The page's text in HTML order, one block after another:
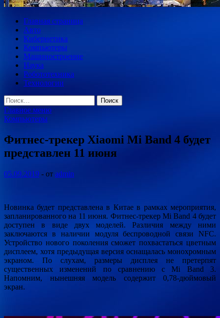
Главная страница
Авто
Кибернетика
Компьютеры
Машиностроение
Наука
Робототехника
Технологии
Найти:
Главное меню
Компьютеры
Фитнес-трекер Xiaomi Mi Band 4 будет
представлен 11 июня
05.09.2019 - от admin
Новинка будет представлена в Китае в рамках мероприятия,
запланированного на 11 июня. Фитнес-трекер Mi Band 4 будет
доступен в виде двух моделей. Различия между ними
заключаются в наличии модуля беспроводной связи NFC.
Устройство нового поколения сможет похвастаться цветным
дисплеем, хотя предыдущая версия оснащалась монохромным
экраном. По слухам, размеры дисплея не претерпят
существенных изменений по сравнению с Mi Band 3.
Напомним, нынешняя модель содержит 0,78-дюймовый
экран.